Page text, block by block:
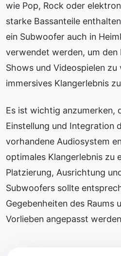
wie Pop, Rock oder
starke Bassanteile
ein Subwoofer auch in
verwendet werden, um den
Shows und Videospielen zu
immersives Klangerlebnis
Es ist wichtig anzumerken,
Einstellung und Integration
vorhandene Audiosystem
optimales Klangerlebnis zu
Platzierung, Ausrichtung
Subwoofers sollte
Gegebenheiten des Raums
Vorlieben angepasst